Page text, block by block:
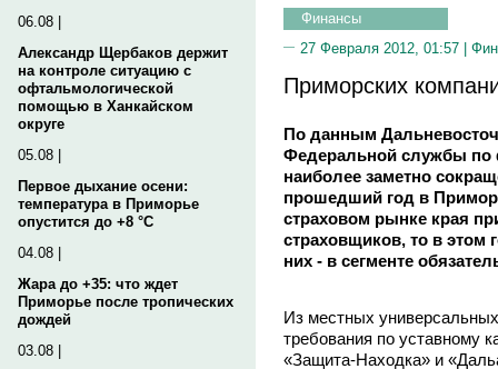
06.08 |
Александр Щербаков держит
на контроле ситуацию с
офтальмологической
помощью в Ханкайском
округе
05.08 |
Первое дыхание осени:
температура в Приморье
опустится до +8 °C
04.08 |
Жара до +35: что ждет
Приморье после тропических
дождей
03.08 |
Финансы
27 Февраля 2012, 01:57 |
Приморских
По данным
Федеральной службы
наиболее заметно
прошедший год в
страховом рынке края
страховщиков, то в этом
них - в сегменте
Из местных
требования по уставному
«Защита-Находка» и